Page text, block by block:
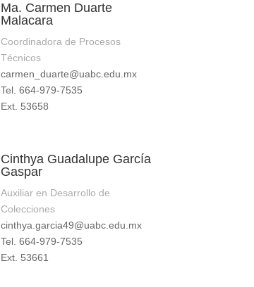
Ma. Carmen Duarte
Malacara
Coordinadora de Procesos
Técnicos
carmen_duarte@uabc.edu.mx
Tel. 664-979-7535
Ext. 53658
Cinthya Guadalupe García
Gaspar
Auxiliar en Desarrollo de
Colecciones
cinthya.garcia49@uabc.edu.mx
Tel. 664-979-7535
Ext. 53661